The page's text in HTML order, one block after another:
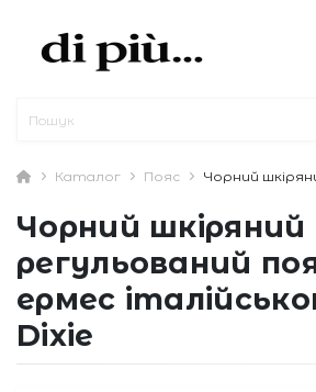
Каталог Пояс Чорний
Чорний шкіряний
регульований
ермес
Dixie